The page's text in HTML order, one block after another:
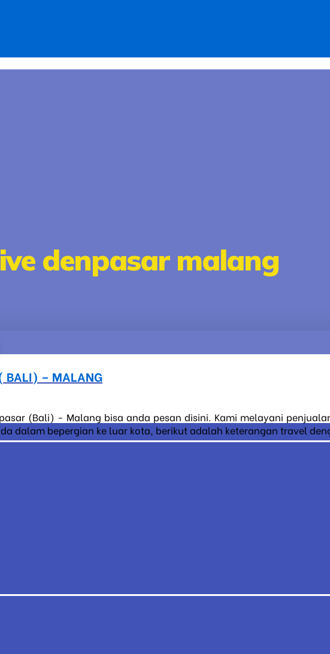
denpasar malang
BALI) – MALANG
(Bali) - Malang bisa anda pesan disini. Kami melayani
dalam bepergian ke luar kota, berikut adalah keterangan travel